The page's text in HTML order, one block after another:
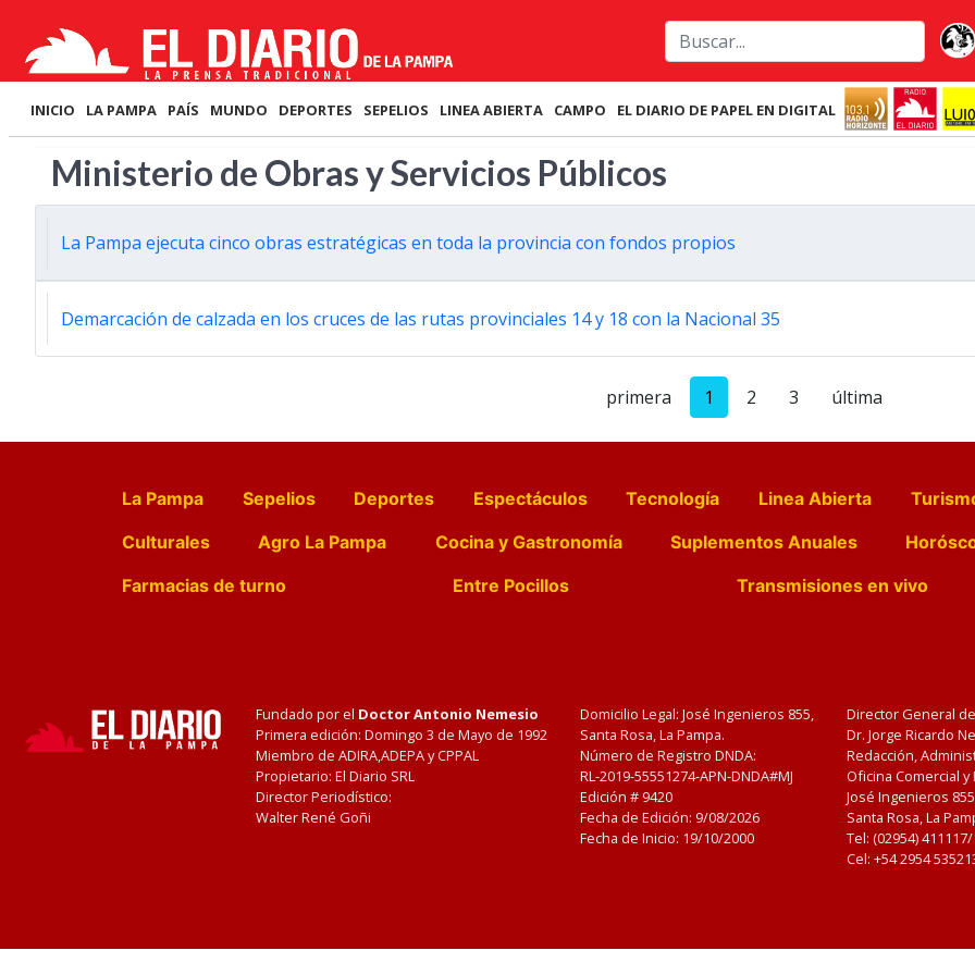
INICIO LA PAMPA PAÍS MUNDO DEPORTES SEPELIOS LINEA ABIERTA CAMPO EL DIARIO DE PAPEL EN DIGITAL
Ministerio de Obras y Servicios Públicos
La Pampa ejecuta cinco obras estratégicas en toda la provincia con fondos propios
Demarcación de calzada en los cruces de las rutas provinciales 14 y 18 con la Nacional 35
primera 1 2 3 última
La Pampa Sepelios Deportes Espectáculos Tecnología Linea Abierta
Culturales
Agro La Pampa Cocina y Gastronomía Suplementos Anuales
Farmacias de turno
Entre Pocillos Transmisiones en vivo
Fundado por el Doctor Antonio Nemesio
Primera edición: Domingo 3 de Mayo de 1992
Miembro de ADIRA,ADEPA y CPPAL
Propietario: El Diario SRL
Director Periodístico:
Walter René Goñi
Domicilio Legal: José Ingenieros 855,
Santa Rosa, La Pampa.
Número de Registro DNDA:
RL-2019-55551274-APN-DNDA#MJ
Edición # 9420
Fecha de Edición: 9/08/2026
Fecha de Inicio: 19/10/2000
Director General
Dr. Jorge Ricardo
Redacción,
Oficina Comercial
José Ingenieros
Santa Rosa, La
Tel: (02954)
Cel: +54 2954